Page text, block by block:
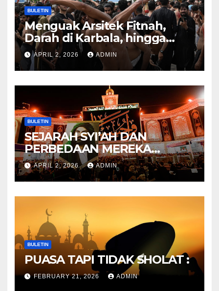
BULETIN
Menguak Arsitek Fitnah,
Darah di Karbala, hingga
Lahirnya Sekte-sekte serta
Mitos Imam Gaib
APRIL 2, 2026 ADMIN
BULETIN
SEJARAH SYI’AH DAN
PERBEDAAN MEREKA
ANTARA DULU DAN
SEKARANG
APRIL 2, 2026 ADMIN
BULETIN
PUASA TAPI TIDAK SHOLAT :
FEBRUARY 21, 2026 ADMIN